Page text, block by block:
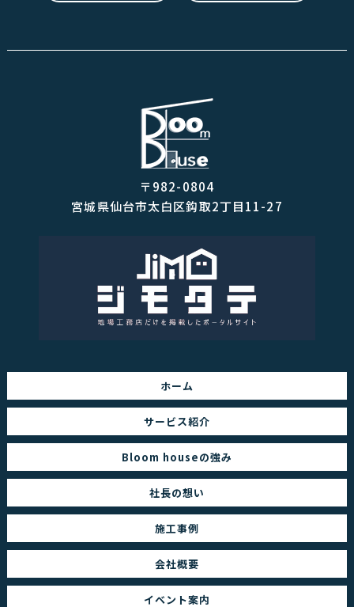
〒982-0804
宮城県仙台市太白区鈎取2丁目11-27
ホーム
サービス紹介
Bloom houseの強み
社長の想い
施工事例
会社概要
イベント案内